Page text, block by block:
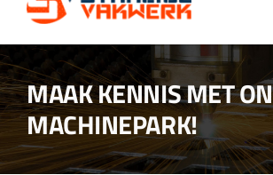
Home
Over ons
MAAK KENNIS MET
MACHINEPARK!